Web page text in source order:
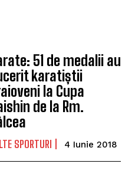
51 de medalii au
karatiștii
la Cupa
de la Rm.
SPORTURI 4 Iunie 2018